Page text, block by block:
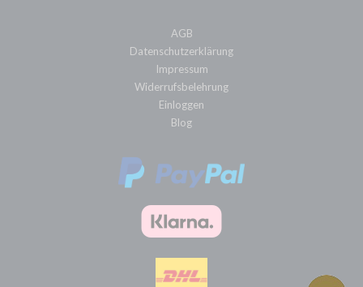
AGB
Datenschutzerklärung
Impressum
Widerrufsbelehrung
Einloggen
Blog